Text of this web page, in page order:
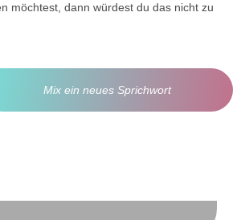
möchtest, dann würdest du das nicht zu
Mix ein neues Sprichwort